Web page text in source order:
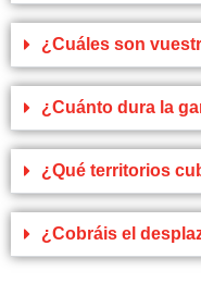
¿Cuáles son
¿Cuánto dura la
¿Qué territorios
¿Cobráis el